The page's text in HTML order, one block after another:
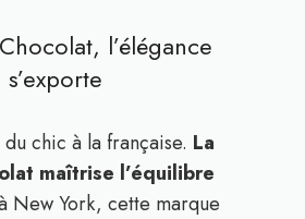
l’élégance
du chic à la française. La
maîtrise l’équilibre
New York, cette marque